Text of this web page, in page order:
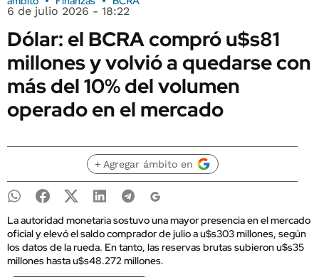
6 de julio 2026 - 18:22
Dólar: el BCRA compró u$s81
millones y volvió a quedarse con
más del 10% del volumen
operado en el mercado
+ Agregar ámbito en
La autoridad monetaria sostuvo una mayor presencia en el mercado
oficial y elevó el saldo comprador de julio a u$s303 millones, según
los datos de la rueda. En tanto, las reservas brutas subieron u$s35
millones hasta u$s48.272 millones.